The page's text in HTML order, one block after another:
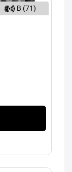
B (71)